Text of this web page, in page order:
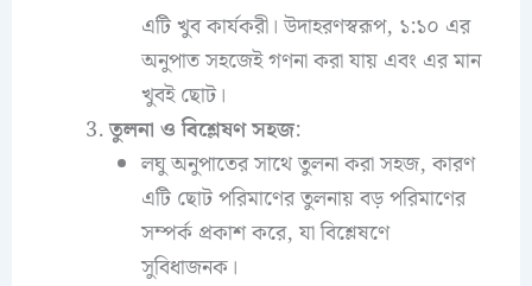
এটি খুব কার্যকরী। উদাহরণস্বরূপ, ১:১০ এর
অনুপাত সহজেই গণনা করা যায় এবং এর মান
খুবই ছোট।
তুলনা ও বিশ্লেষণ সহজ:
লঘু অনুপাতের সাথে তুলনা করা সহজ, কারণ
এটি ছোট পরিমাণের তুলনায় বড় পরিমাণের
সম্পর্ক প্রকাশ করে, যা বিশ্লেষণে
সুবিধাজনক।